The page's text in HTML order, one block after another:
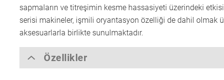
sapmaların ve titreşimin kesme hassasiyeti üzerindeki
serisi makineler, işmili oryantasyon özelliği de dahil olmak
aksesuarlarla birlikte sunulmaktadır.
Özellikler